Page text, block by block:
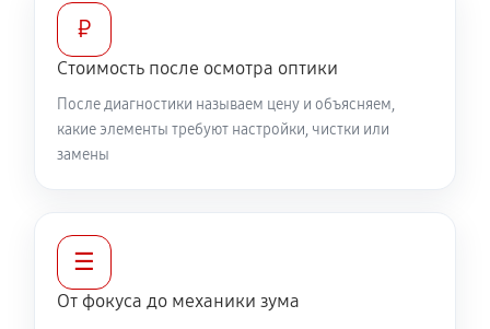
Замена светофильтра объектива Canon RF 85mm
f/1.2L USM
810 руб 60 минут
₽
Стоимость после осмотра оптики
После диагностики называем цену и объясняем,
какие элементы требуют настройки, чистки или
замены
☰
От фокуса до механики зума